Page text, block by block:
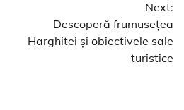
Next:
Descoperă frumusețea
Harghitei și obiectivele sale
turistice